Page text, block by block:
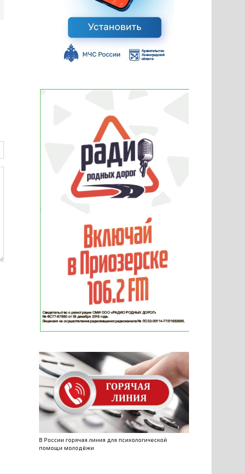
В России горячая линия для психологической
помощи молодёжи